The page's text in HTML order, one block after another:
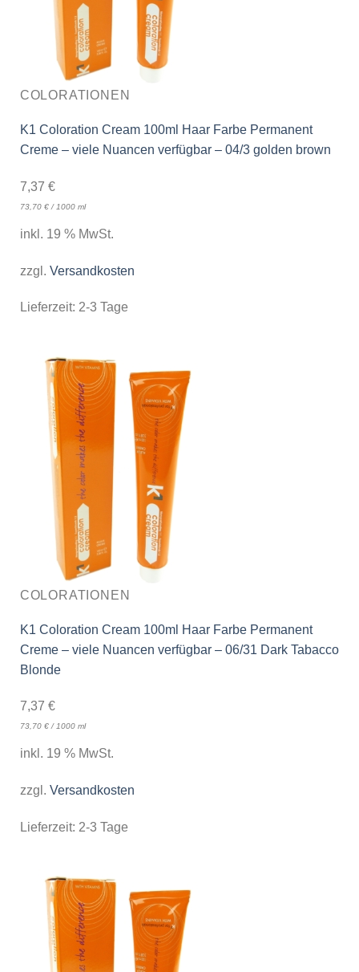
COLORATIONEN
K1 Coloration Cream 100ml Haar Farbe Permanent
Creme – viele Nuancen verfügbar – 04/3 golden brown
7,37 €
73,70 €/ 1000 ml
inkl. 19 % MwSt.
zzgl. Versandkosten
Lieferzeit: 2-3 Tage
COLORATIONEN
K1 Coloration Cream 100ml Haar Farbe Permanent
Creme – viele Nuancen verfügbar – 06/31 Dark Tabacco
Blonde
7,37 €
73,70 €/1000 ml
inkl. 19 % MwSt.
zzgl. Versandkosten
Lieferzeit: 2-3 Tage